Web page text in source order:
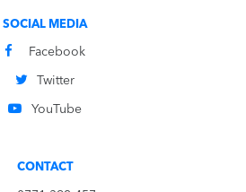
SOCIAL MEDIA
Facebook
Twitter
YouTube
CONTACT